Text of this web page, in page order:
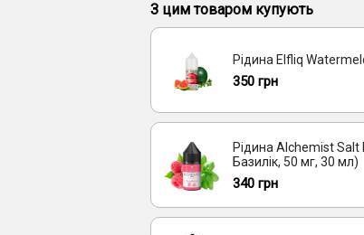
З цим товаром купують
Рідина Elfliq
350 грн
Рідина Alchemist
Базилік, 50 мг, 30 мл)
340 грн